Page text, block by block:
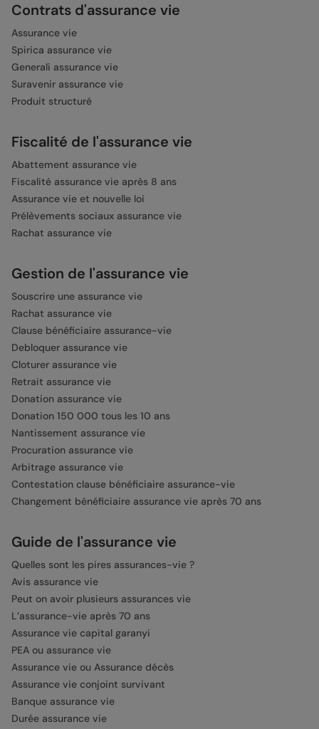
Contrats d'assurance vie
Assurance vie
Spirica assurance vie
Generali assurance vie
Suravenir assurance vie
Produit structuré
Fiscalité de l'assurance vie
Abattement assurance vie
Fiscalité assurance vie après 8 ans
Assurance vie et nouvelle loi
Prélèvements sociaux assurance vie
Rachat assurance vie
Gestion de l'assurance vie
Souscrire une assurance vie
Rachat assurance vie
Clause bénéficiaire assurance-vie
Debloquer assurance vie
Cloturer assurance vie
Retrait assurance vie
Donation assurance vie
Donation 150 000 tous les 10 ans
Nantissement assurance vie
Procuration assurance vie
Arbitrage assurance vie
Contestation clause bénéficiaire assurance-vie
Changement bénéficiaire assurance vie après 70 ans
Guide de l'assurance vie
Quelles sont les pires assurances-vie ?
Avis assurance vie
Peut on avoir plusieurs assurances vie
L’assurance-vie après 70 ans
Assurance vie capital garanyi
PEA ou assurance vie
Assurance vie ou Assurance décès
Assurance vie conjoint survivant
Banque assurance vie
Durée assurance vie